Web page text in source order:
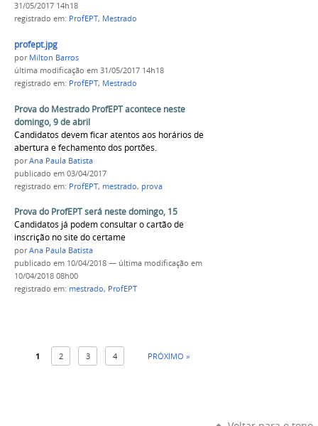
31/05/2017 14h18
registrado em: ProfEPT, Mestrado
profept.jpg
por Milton Barros
última modificação em 31/05/2017 14h18
registrado em: ProfEPT, Mestrado
Prova do Mestrado ProfEPT acontece neste
domingo, 9 de abril
Candidatos devem ficar atentos aos horários de
abertura e fechamento dos portões.
porAna Paula Batista
publicado em 03/04/2017
registrado em: ProfEPT, mestrado, prova
Prova do ProfEPT será neste domingo, 15
Candidatos já podem consultar o cartão de
inscrição no site do certame
porAna Paula Batista
publicado em 10/04/2018 — última modificação em
10/04/2018 08h00
registrado em: mestrado, ProfEPT
1 2 3 4 PRÓXIMO »